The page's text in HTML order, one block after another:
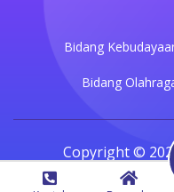
Bidang
Bidang
Copyright ©